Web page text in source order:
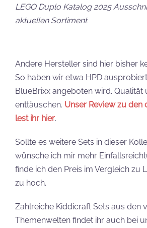
LEGO Duplo Katalog 2025
aktuellen Sortiment
Andere Hersteller sind hier bisher
So haben wir etwa HPD
BlueBrixx angeboten wird. Qualität
enttäuschen. Unser Review zu den
lest ihr hier.
Sollte es weitere Sets in dieser
wünsche ich mir mehr
finde ich den Preis im Vergleich zu
zu hoch.
Zahlreiche Kiddicraft Sets aus den
Themenwelten findet ihr auch bei